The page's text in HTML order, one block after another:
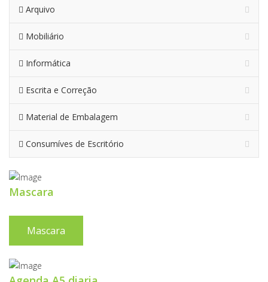
Arquivo
Mobiliário
Informática
Escrita e Correção
Material de Embalagem
Consumíves de Escritório
Mascara
Mascara